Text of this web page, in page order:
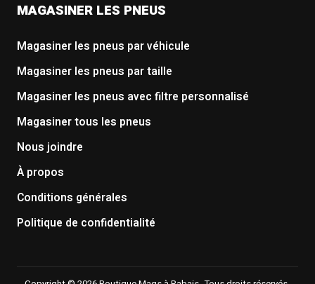
MAGASINER LES PNEUS
Magasiner les pneus par véhicule
Magasiner les pneus par taille
Magasiner les pneus avec filtre personnalisé
Magasiner tous les pneus
Nous joindre
À propos
Conditions générales
Politique de confidentialité